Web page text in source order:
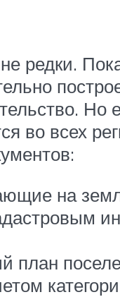
редки.
Но
во всех
на
план